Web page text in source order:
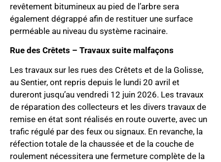
revêtement bitumineux au pied de l’arbre sera
également dégrappé afin de restituer une surface
perméable au niveau du système racinaire.
Rue des Crêtets – Travaux suite malfaçons
Les travaux sur les rues des Crêtets et de la Golisse,
au Sentier, ont repris depuis le lundi 20 avril et
dureront jusqu’au vendredi 12 juin 2026. Les travaux
de réparation des collecteurs et les divers travaux de
remise en état sont réalisés en route ouverte, avec un
trafic régulé par des feux ou signaux. En revanche, la
réfection totale de la chaussée et de la couche de
roulement nécessitera une fermeture complète de la